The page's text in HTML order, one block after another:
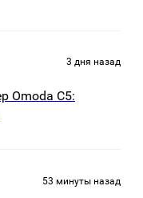
3 дня назад
Omoda C5:
53 минуты назад